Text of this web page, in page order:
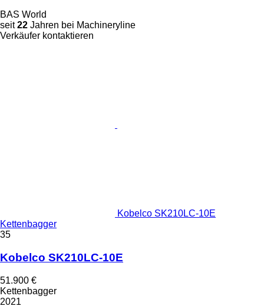
BAS World
seit22 Jahren bei Machineryline
Verkäufer kontaktieren
Kobelco SK210LC-10E
Kettenbagger
35
Kobelco SK210LC-10E
51.900 €
Kettenbagger
2021